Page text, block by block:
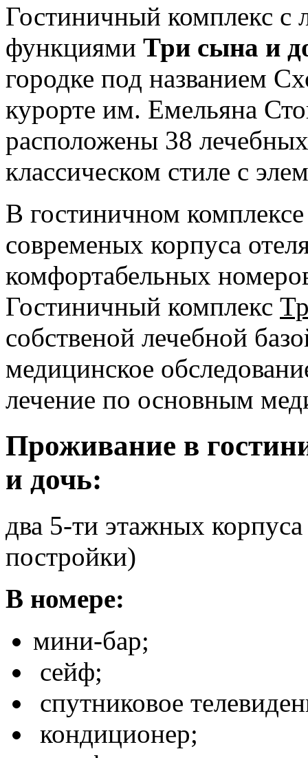
Гостиничный комплекс с
функциями Три сына и
городке под названием
курорте им. Емельяна
расположены 38
классическом стиле с
В гостиничном
современых корпуса
комфортабельных
Гостиничный комплекс
собственой лечебной
медицинское
лечение по основным
Проживание в
и дочь:
два 5-ти этажных
постройки)
В номере:
мини-бар;
сейф;
спутниковое
кондиционер;